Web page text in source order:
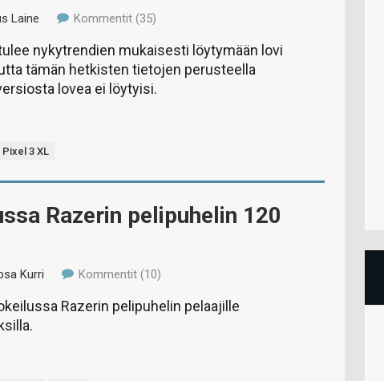
Laine Kommentit (35)
nykytrendien mukaisesti löytymään lovi
tämän hetkisten tietojen perusteella
lovea ei löytyisi.
Pixel 3 XL
Razerin pelipuhelin 120
Kurri Kommentit (10)
Razerin pelipuhelin pelaajille